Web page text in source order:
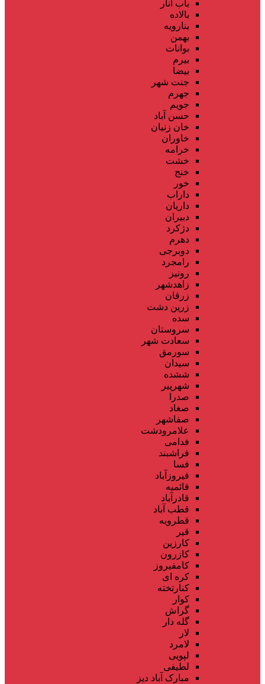
باب انار
بالاده
بنارویه
بهمن
بوانات
بیرم
بیضا
جنت شهر
جهرم
جویم
حسن آباد
خان زنیان
خاوران
خرامه
خشت
خنج
خور
داراب
داریان
دبیران
دژکرد
دهرم
دوبرجی
رامجرد
رونیز
زاهدشهر
زرقان
زرین دشت
سده
سروستان
سعادت شهر
سورمق
سیدان
ششده
شهرپیر
صدرا
صغاد
صفاشهر
علامرودشت
فدامی
فراشبند
فسا
فیروزآباد
قائمیه
قادرآباد
قطب آباد
قطرویه
قیر
کارزین
کازرون
کامفیروز
کره ای
کنارتخته
کوار
گراش
گله دار
لار
لامرد
لپویی
لطیفی
مبارک آباد دیز